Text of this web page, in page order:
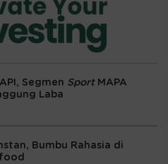
Segmen Sport MAPA
Laba
Bumbu Rahasia di